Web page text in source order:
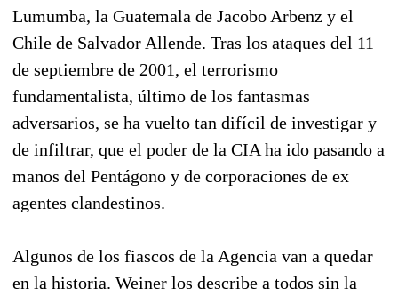
Lumumba, la Guatemala de Jacobo Arbenz y el
Chile de Salvador Allende. Tras los ataques del 11
de septiembre de 2001, el terrorismo
fundamentalista, último de los fantasmas
adversarios, se ha vuelto tan difícil de investigar y
de infiltrar, que el poder de la CIA ha ido pasando a
manos del Pentágono y de corporaciones de ex
agentes clandestinos.
Algunos de los fiascos de la Agencia van a quedar
en la historia. Weiner los describe a todos sin la